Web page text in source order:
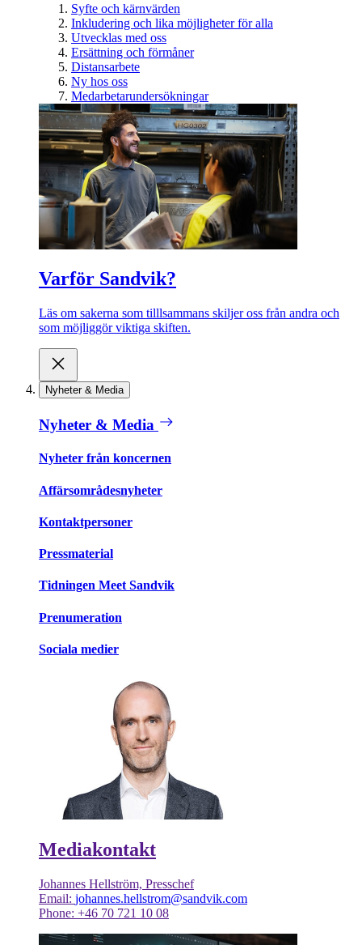
Syfte och kärnvärden
Inkludering och lika möjligheter för alla
Utvecklas med oss
Ersättning och förmåner
Distansarbete
Ny hos oss
Medarbetarundersökningar
Varför Sandvik?
Läs om sakerna som tilllsammans skiljer oss från andra och
som möjliggör viktiga skiften.
Nyheter & Media
Nyheter & Media
Nyheter från koncernen
Affärsområdesnyheter
Kontaktpersoner
Pressmaterial
Tidningen Meet Sandvik
Prenumeration
Sociala medier
Mediakontakt
Johannes Hellström, Presschef
Email: johannes.hellstrom@sandvik.com
Phone: +46 70 721 10 08